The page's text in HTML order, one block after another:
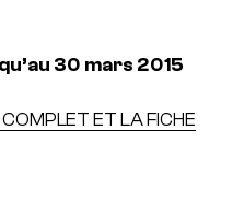
30 mars 2015
ET LA FICHE